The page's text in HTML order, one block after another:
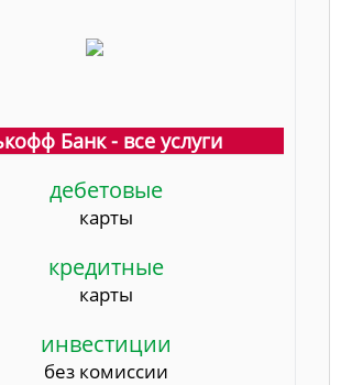
Банк - все услуги
дебетовые
карты
кредитные
карты
инвестиции
без комиссии